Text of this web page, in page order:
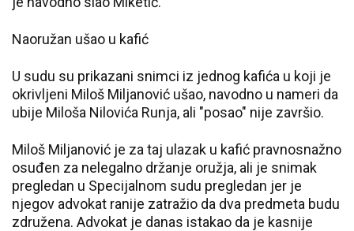
Naoružan ušao u kafić
U sudu su prikazani snimci iz jednog kafića u koji je
okrivljeni Miloš Miljanović ušao, navodno u nameri da
ubije Miloša Nilovića Runja, ali "posao" nije završio.
Miloš Miljanović je za taj ulazak u kafić pravnosnažno
osuđen za nelegalno držanje oružja, ali je snimak
pregledan u Specijalnom sudu pregledan jer je
njegov advokat ranije zatražio da dva predmeta budu
združena. Advokat je danas istakao da je kasnije